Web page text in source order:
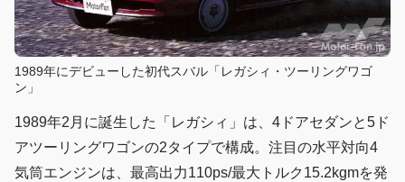
1989年にデビューした初代スバル「レガシィ・ツーリングワゴ
ン」
1989年2月に誕生した「レガシィ」は、4ドアセダンと5ド
アツーリングワゴンの2タイプで構成。注目の水平対向4
気筒エンジンは、最高出力110ps/最大トルク15.2kgmを発